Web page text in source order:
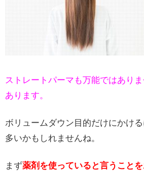
ストレートパーマも万能ではあり
あります。
ボリュームダウン目的だけにかけ
多いかもしれませんね。
まず薬剤を使っていると言うことを